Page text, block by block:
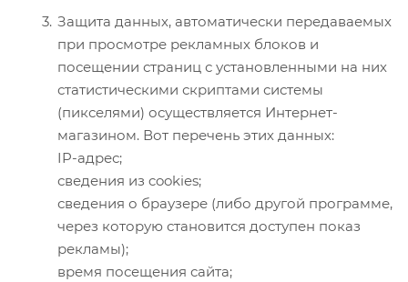
Защита данных, автоматически передаваемых
при просмотре рекламных блоков и
посещении страниц с установленными на них
статистическими скриптами системы
(пикселями) осуществляется Интернет-
магазином. Вот перечень этих данных:
IP-адрес;
сведения из cookies;
сведения о браузере (либо другой программе,
через которую становится доступен показ
рекламы);
время посещения сайта;